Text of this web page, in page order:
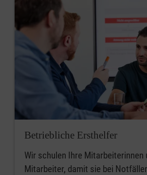
Betriebliche Ersthelfer
Wir schulen Ihre Mitarbeiterinnen
Mitarbeiter, damit sie bei